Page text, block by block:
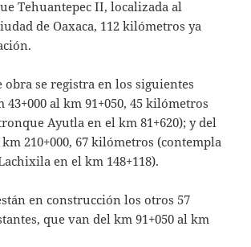
Tehuantepec II, localizada al
de Oaxaca, 112 kilómetros ya
obra se registra en los siguientes
43+000 al km 91+050, 45 kilómetros
Ayutla en el km 81+620); y del
km 210+000, 67 kilómetros (contempla
en el km 148+118).
en construcción los otros 57
que van del km 91+050 al km